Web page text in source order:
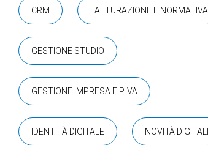
CRM FATTURAZIONE E NORMATIVA
GESTIONE STUDIO
GESTIONE IMPRESA E P.IVA
IDENTITÀ DIGITALE NOVITÀ DIGITALI